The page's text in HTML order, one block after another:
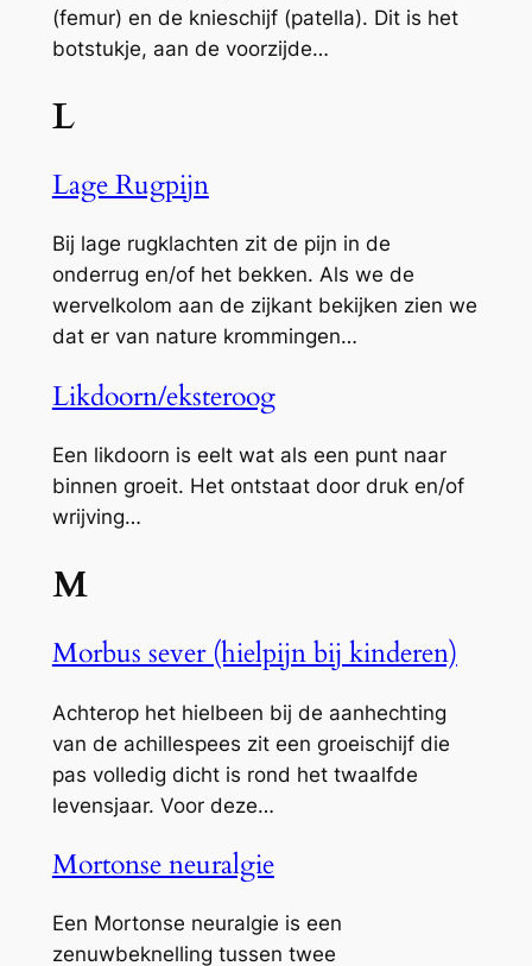
(femur) en de knieschijf (patella). Dit is het
botstukje, aan de voorzijde…
L
Lage Rugpijn
Bij lage rugklachten zit de pijn in de
onderrug en/of het bekken. Als we de
wervelkolom aan de zijkant bekijken zien we
dat er van nature krommingen…
Likdoorn/eksteroog
Een likdoorn is eelt wat als een punt naar
binnen groeit. Het ontstaat door druk en/of
wrijving…
M
Morbus sever (hielpijn bij kinderen)
Achterop het hielbeen bij de aanhechting
van de achillespees zit een groeischijf die
pas volledig dicht is rond het twaalfde
levensjaar. Voor deze…
Mortonse neuralgie
Een Mortonse neuralgie is een
zenuwbeknelling tussen twee